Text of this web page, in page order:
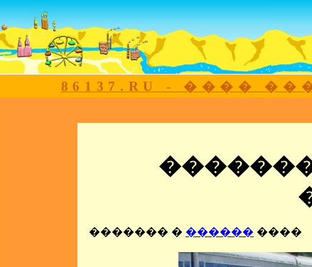
86137.RU - ����
������� � ������ ����